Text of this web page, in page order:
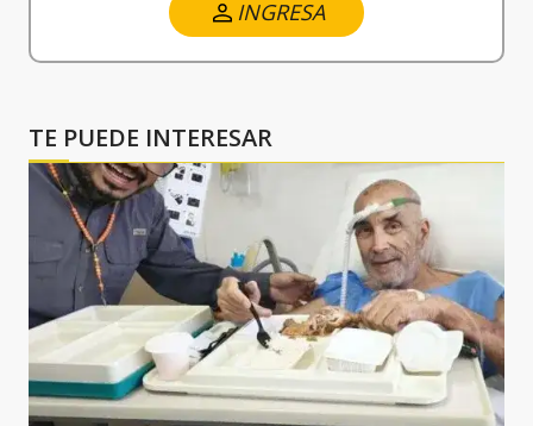
INGRESA
TE PUEDE INTERESAR